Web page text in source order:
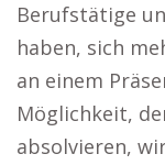
Berufstätige
haben, sich
an einem
Möglichkeit,
absolvieren,